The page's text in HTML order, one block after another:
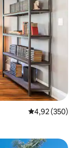
4,92 (350)